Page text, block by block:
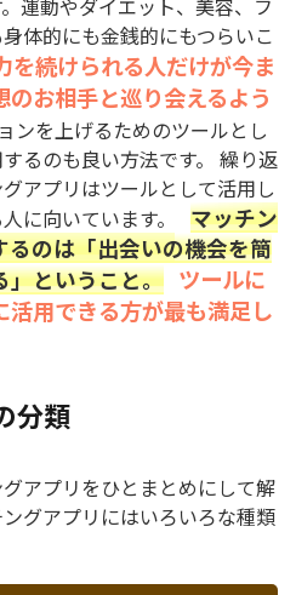
運動やダイエット、美容、フ
体的にも金銭的にもつらいこ
を続けられる人だけが今ま
お相手と巡り会えるよう
ンを上げるためのツールとし
るのも良い方法です。 繰り返
アプリはツールとして活用し
に向いています。 マッチン
のは「出会いの機会を簡
」ということ。 ツールに
用できる方が最も満足し
分類
アプリをひとまとめにして解
グアプリにはいろいろな種類